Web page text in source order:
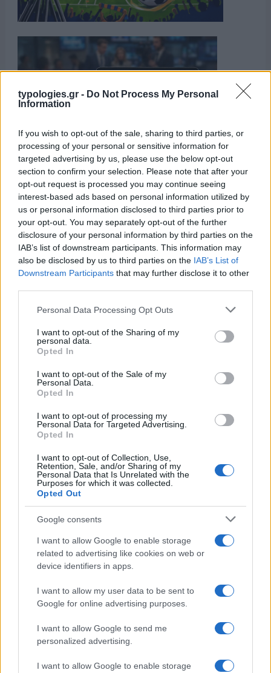
typologies.gr - Do Not Process My Personal
Information
If you wish to opt-out of the sale, sharing to third parties, or
processing of your personal or sensitive information for
targeted advertising by us, please use the below opt-out
section to confirm your selection. Please note that after your
opt-out request is processed you may continue seeing
interest-based ads based on personal information utilized by
us or personal information disclosed to third parties prior to
your opt-out. You may separately opt-out of the further
disclosure of your personal information by third parties on the
IAB’s list of downstream participants. This information may
also be disclosed by us to third parties on the IAB’s List of
Downstream Participants that may further disclose it to other
Please note that this website/app uses one or more Google
not limited to your visit or usage behaviour. You may click to
grant or deny consent to Google and its third-party tags to
use your data for below specified purposes in below Google
consent section.
Personal Data Processing Opt Outs
I want to opt-out of the Sharing of my
personal data.
Opted In
I want to opt-out of the Sale of my
Personal Data.
Opted In
I want to opt-out of processing my
Personal Data for Targeted Advertising.
Opted In
I want to opt-out of Collection, Use,
Retention, Sale, and/or Sharing of my
Personal Data that Is Unrelated with the
Purposes for which it was collected.
Opted Out
Google consents
I want to allow Google to enable storage
related to advertising like cookies on web or
device identifiers in apps.
I want to allow my user data to be sent to
Google for online advertising purposes.
I want to allow Google to send me
personalized advertising.
I want to allow Google to enable storage
της Ζωής μας
Οι άνθρωποι, οι αυθεντικές ιστορίες,
πολιτισμός που μας ενώνει κάθε μέρα.
ΟΣΑ ΧΡΕΙΑΖΕΣΑΙ
ΓΙΑ ΤΟ ΚΑΛΟΚΑΙΡΙ ΣΟΥ →